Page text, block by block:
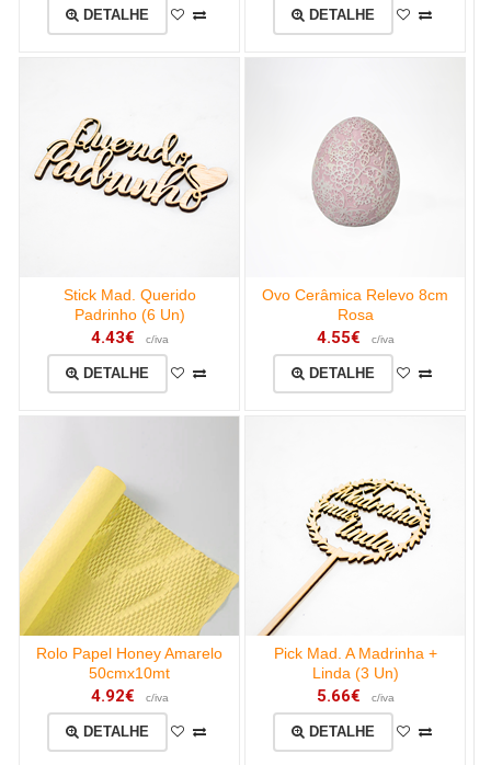
DETALHE DETALHE
Stick Mad. Querido
Padrinho (6 Un)
4.43€ c/iva
DETALHE
Ovo Cerâmica Relevo 8cm
Rosa
4.55€ c/iva
DETALHE
Rolo Papel Honey Amarelo
50cmx10mt
4.92€ c/iva
DETALHE
Pick Mad. A Madrinha +
Linda (3 Un)
5.66€ c/iva
DETALHE